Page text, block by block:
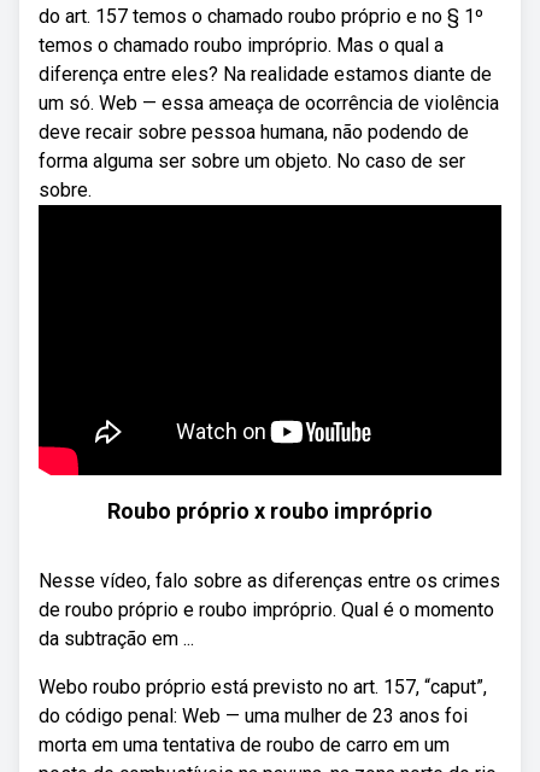
do art. 157 temos o chamado roubo próprio e no § 1º
temos o chamado roubo impróprio. Mas o qual a
diferença entre eles? Na realidade estamos diante de
um só. Web — essa ameaça de ocorrência de violência
deve recair sobre pessoa humana, não podendo de
forma alguma ser sobre um objeto. No caso de ser
sobre.
Roubo próprio x roubo impróprio
Nesse vídeo, falo sobre as diferenças entre os crimes
de roubo próprio e roubo impróprio. Qual é o momento
da subtração em ...
Webo roubo próprio está previsto no art. 157, “caput”,
do código penal: Web — uma mulher de 23 anos foi
morta em uma tentativa de roubo de carro em um